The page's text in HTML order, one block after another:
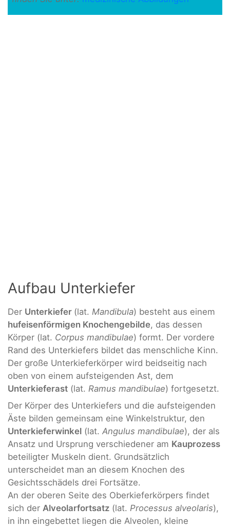
Aufbau Unterkiefer
Der Unterkiefer (lat. Mandibula) besteht aus einem
hufeisenförmigen Knochengebilde, das dessen
Körper (lat. Corpus mandibulae) formt. Der vordere
Rand des Unterkiefers bildet das menschliche Kinn.
Der große Unterkieferkörper wird beidseitig nach
oben von einem aufsteigenden Ast, dem
Unterkieferast (lat. Ramus mandibulae) fortgesetzt.
Der Körper des Unterkiefers und die aufsteigenden
Äste bilden gemeinsam eine Winkelstruktur, den
Unterkieferwinkel (lat. Angulus mandibulae), der als
Ansatz und Ursprung verschiedener am Kauprozess
beteiligter Muskeln dient. Grundsätzlich
unterscheidet man an diesem Knochen des
Gesichtsschädels drei Fortsätze.
An der oberen Seite des Oberkieferkörpers findet
sich der Alveolarfortsatz (lat. Processus alveolaris),
in ihn eingebettet liegen die Alveolen, kleine